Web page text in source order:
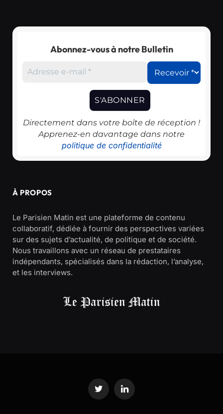
Abonnez-vous à notre Bulletin
Directement dans votre boîte de réception !
Apprenez-en davantage dans notre
politique de confidentialité
À PROPOS
Le Parisien Matin est une plateforme de contenu
collaboratif, dédiée à fournir des perspectives variées
sur des sujets d’actualité, de politique et de société.
Nous travaillons avec un réseau de prestataires
indépendants, spécialisés dans la rédaction, l’analyse,
et les interviews.
Twitter LinkedIn